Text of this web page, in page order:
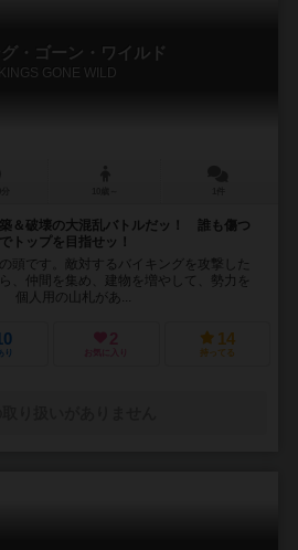
・ゴーン・ワイルド
GONE WILD
＆破壊の大混乱バトルだッ！ 誰も傷つ
トップを目指せッ！
頭です。敵対するバイキングを攻撃した
、仲間を集め、建物を増やして、勢力を
個人用の山札があ...
2
お気に入り
14
持ってる